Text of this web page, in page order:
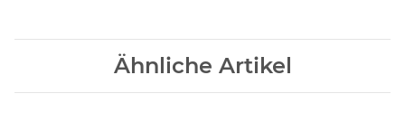
Ähnliche Artikel